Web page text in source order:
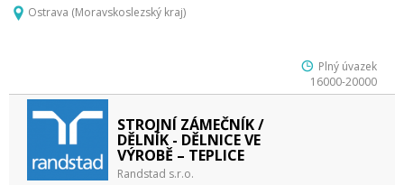
Ostrava (Moravskoslezský kraj)
Plný úvazek
16000-20000
STROJNÍ ZÁMEČNÍK /
DĚLNÍK - DĚLNICE VE
VÝROBĚ – TEPLICE
Randstad s.r.o.